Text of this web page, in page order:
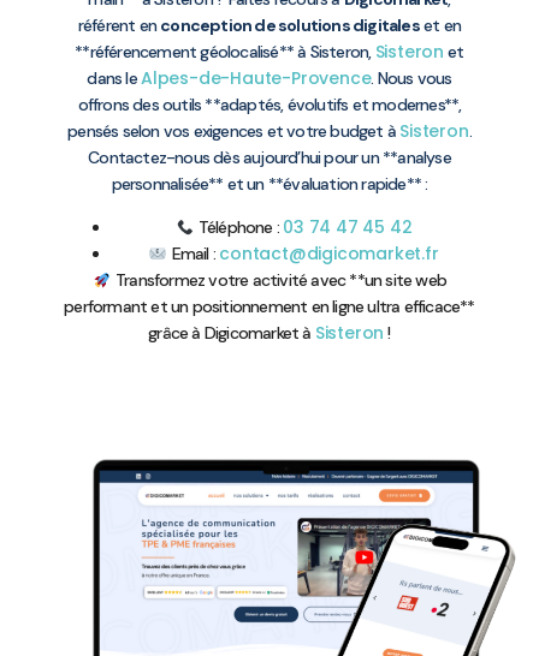
référent enconception de solutions digitaleset en
**référencement géolocalisé** à Sisteron, Sisteron et
dans leAlpes-de-Haute-Provence. Nous vous
offrons des outils **adaptés, évolutifs et modernes**,
pensés selon vos exigences et votre budget à Sisteron.
Contactez-nous dès aujourd’hui pour un **analyse
personnalisée** et un **évaluation rapide** :
Téléphone : 03 74 47 45 42
Email : contact@digicomarket.fr
Transformez votre activité avec **un site web
performant et un positionnement en ligne ultra efficace**
grâce à Digicomarket à Sisteron !